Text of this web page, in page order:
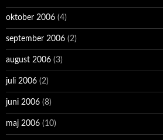
oktober 2006 (4)
september 2006 (2)
august 2006 (3)
juli 2006 (2)
juni 2006 (8)
maj 2006 (10)